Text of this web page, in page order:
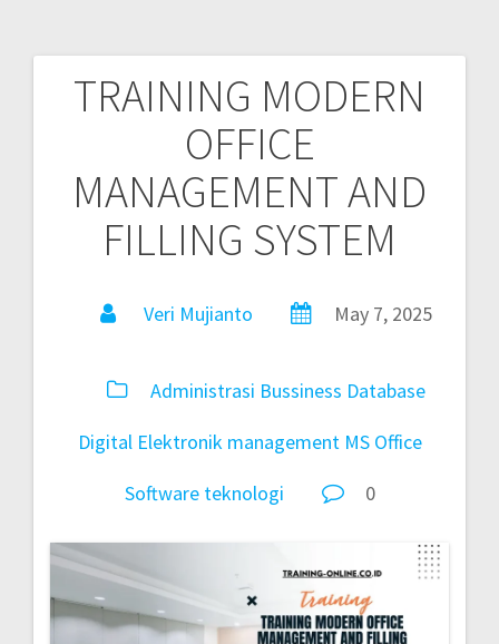
TRAINING MODERN
OFFICE
MANAGEMENT AND
FILLING SYSTEM
Veri Mujianto May 7, 2025
Administrasi Bussiness Database
Digital Elektronik management MS Office
Software teknologi 0